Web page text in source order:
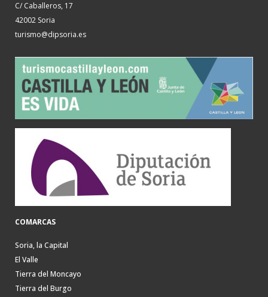
C/ Caballeros, 17
42002 Soria
turismo@dipsoria.es
COMARCAS
Soria, la Capital
El Valle
Tierra del Moncayo
Tierra del Burgo